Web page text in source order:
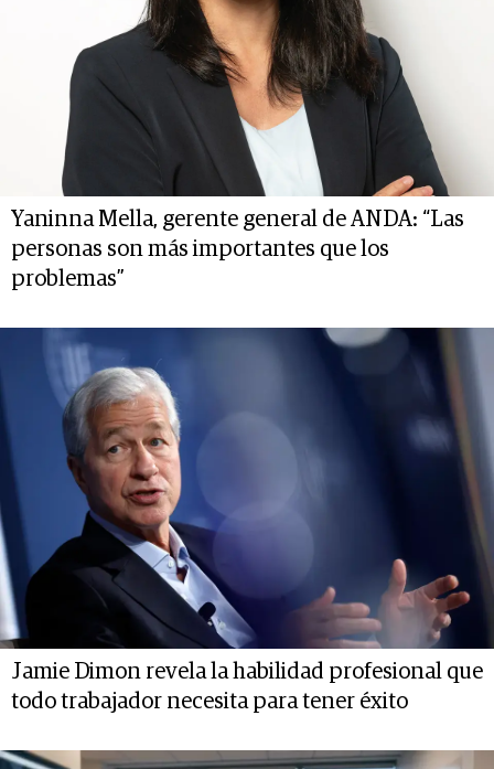
Yaninna Mella, gerente general de ANDA: “Las
personas son más importantes que los
problemas”
Jamie Dimon revela la habilidad profesional que
todo trabajador necesita para tener éxito